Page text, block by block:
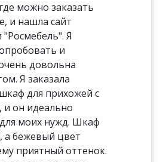
можно заказать
и нашла сайт
Я
и
довольна
Я заказала
для прихожей с
и он идеально
моих нужд. Шкаф
а бежевый цвет
приятный оттенок.